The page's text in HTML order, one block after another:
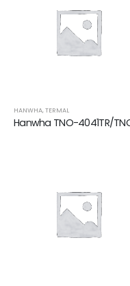
HANWHA,TERMAL